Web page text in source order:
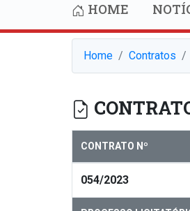
HOME
Home Contratos
CONTRATO Nº
054/2023